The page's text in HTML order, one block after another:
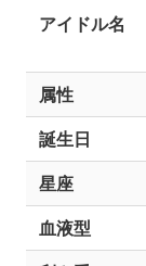
アイドル名
属性
誕生日
星座
血液型